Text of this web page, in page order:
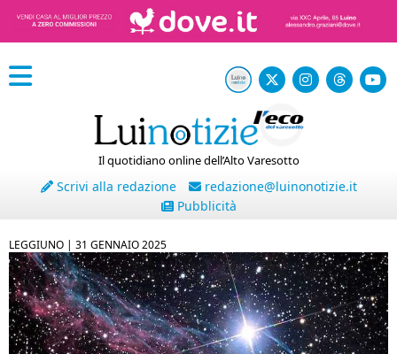
Il quotidiano online dell’Alto Varesotto
Scrivi alla redazione
redazione@luinonotizie.it
Pubblicità
LEGGIUNO | 31 GENNAIO 2025